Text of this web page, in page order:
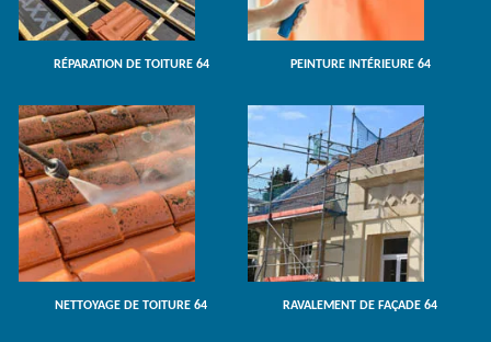
RÉPARATION DE TOITURE 64 PEINTURE INTÉRIEURE 64
NETTOYAGE DE TOITURE 64 RAVALEMENT DE FAÇADE 64